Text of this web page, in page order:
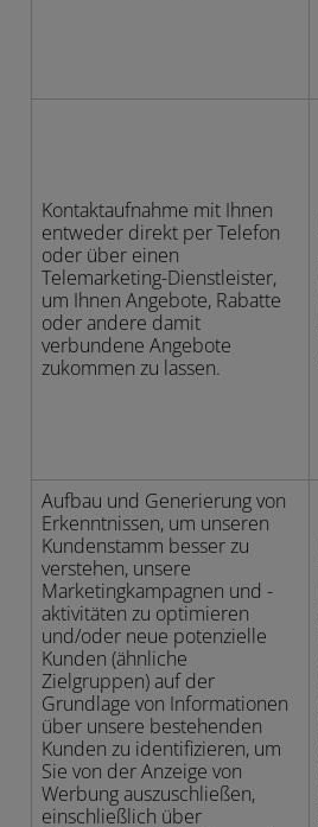
Kontaktaufnahme mit Ihnen
entweder direkt per Telefon
oder über einen
Telemarketing-Dienstleister,
um Ihnen Angebote, Rabatte
oder andere damit
verbundene Angebote
zukommen zu lassen.
Aufbau und Generierung von
Erkenntnissen, um unseren
Kundenstamm besser zu
verstehen, unsere
Marketingkampagnen und -
aktivitäten zu optimieren
und/oder neue potenzielle
Kunden (ähnliche
Zielgruppen) auf der
Grundlage von Informationen
über unsere bestehenden
Kunden zu identifizieren, um
Sie von der Anzeige von
Werbung auszuschließen,
einschließlich über